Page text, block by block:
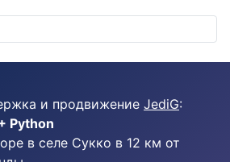
и продвижение JediG:
Python
в селе Сукко в 12 км от